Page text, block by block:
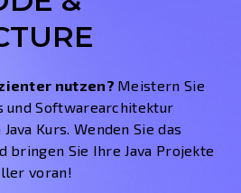
nutzen? Meistern Sie
und Softwarearchitektur
Kurs. Wenden Sie das
bringen Sie Ihre Java Projekte
voran!